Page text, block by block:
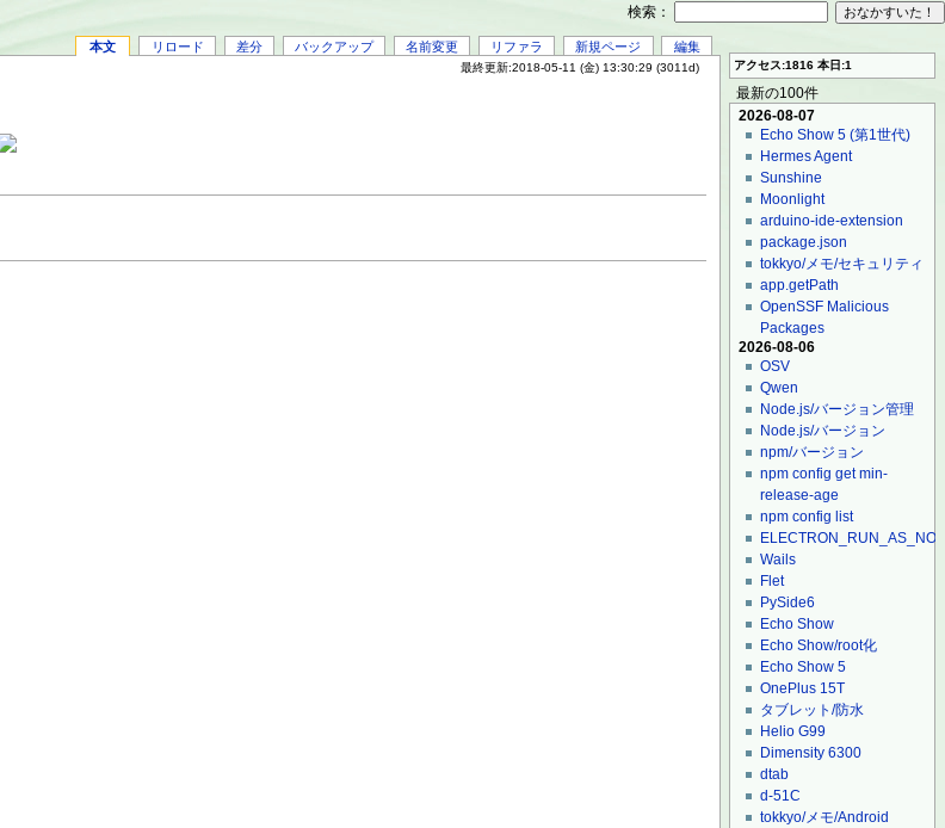
本文 リロード 差分 バックアップ 名前変更 リファラ 新規ページ 編集
最終更新:2018-05-11 (金) 13:30:29 (3011d) アクセス:1816 本日:1
最新の100件
2026-08-07
Echo Show 5 (第1世代)
Hermes Agent
Sunshine
Moonlight
arduino-ide-extension
package.json
tokkyo/メモ/セキュリティ
app.getPath
OpenSSF Malicious
Packages
2026-08-06
OSV
Qwen
Node.js/バージョン管理
Node.js/バージョン
npm/バージョン
npm config get min-
release-age
npm config list
Wails
Flet
PySide6
Echo Show
Echo Show/root化
Echo Show 5
OnePlus 15T
タブレット/防水
Helio G99
Dimensity 6300
dtab
d-51C
tokkyo/メモ/Android
検索：